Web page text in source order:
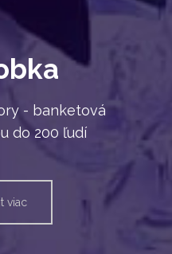
- banketová
do 200 ľudí
viac